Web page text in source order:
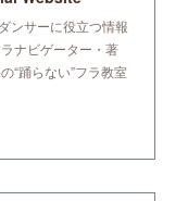
ンサーに役立つ情報
ナビゲーター・著
“踊らない”フラ教室